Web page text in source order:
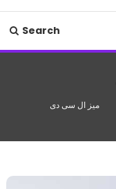
Search
میز ال سی دی